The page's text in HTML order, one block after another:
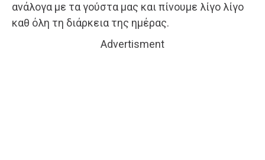
ανάλογα με τα γούστα μας και πίνουμε λίγο λίγο
καθ όλη τη διάρκεια της ημέρας.
Advertisment